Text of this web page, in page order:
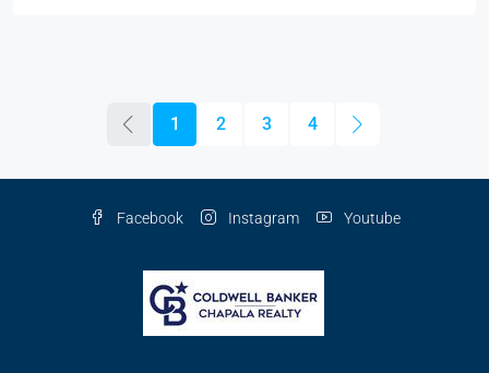
1 2 3 4
Facebook Instagram Youtube